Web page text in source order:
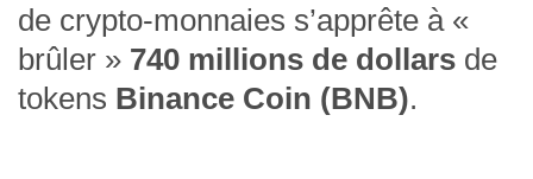
de crypto-monnaies s’apprête à «
brûler » 740 millions de dollars de
tokens Binance Coin (BNB).